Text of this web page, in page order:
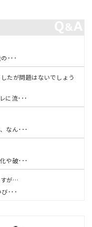
･･･
たが問題はないでしょう
に流･･･
なん･･･
や破･･･
すが…
･･･